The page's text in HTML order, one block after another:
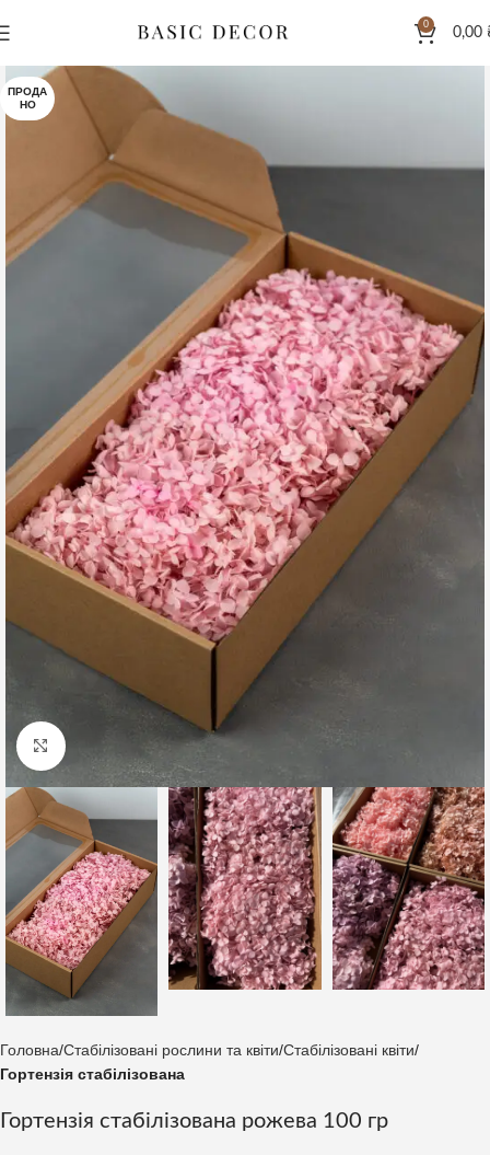
0
0,00
ПРОДА
НО
Клацніть, щоб збільшити
Головна Стабілізовані рослини та квіти Стабілізовані квіти
Гортензія стабілізована
Гортензія стабілізована рожева 100 гр